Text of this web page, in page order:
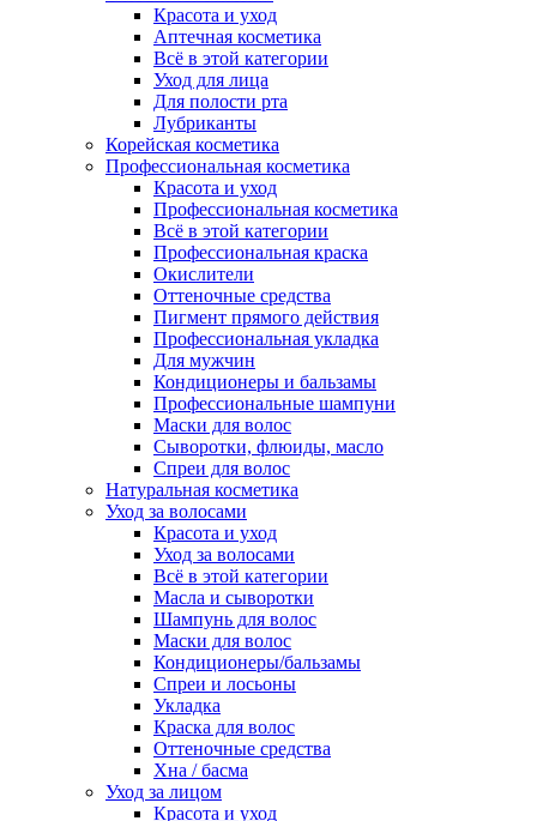
Красота и уход
Аптечная косметика
Всё в этой категории
Уход для лица
Для полости рта
Лубриканты
Корейская косметика
Профессиональная косметика
Красота и уход
Профессиональная косметика
Всё в этой категории
Профессиональная краска
Окислители
Оттеночные средства
Пигмент прямого действия
Профессиональная укладка
Для мужчин
Кондиционеры и бальзамы
Профессиональные шампуни
Маски для волос
Сыворотки, флюиды, масло
Спреи для волос
Натуральная косметика
Уход за волосами
Красота и уход
Уход за волосами
Всё в этой категории
Масла и сыворотки
Шампунь для волос
Маски для волос
Кондиционеры/бальзамы
Спреи и лосьоны
Укладка
Краска для волос
Оттеночные средства
Хна / басма
Уход за лицом
Красота и уход